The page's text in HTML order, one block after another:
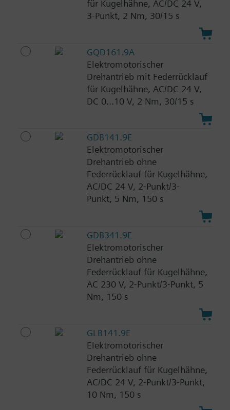
für Kugelhähne, AC/DC 24 V,
3-Punkt, 2 Nm, 30/15 s
GQD161.9A
Elektromotorischer
Drehantrieb mit Federrücklauf
für Kugelhähne, AC/DC 24 V,
DC 0...10 V, 2 Nm, 30/15 s
GDB141.9E
Elektromotorischer
Drehantrieb ohne
Federrücklauf für Kugelhähne,
AC/DC 24 V, 2-Punkt/3-
Punkt, 5 Nm, 150 s
GDB341.9E
Elektromotorischer
Drehantrieb ohne
Federrücklauf für Kugelhähne,
AC 230 V, 2-Punkt/3-Punkt, 5
Nm, 150 s
GLB141.9E
Elektromotorischer
Drehantrieb ohne
Federrücklauf für Kugelhähne,
AC/DC 24 V, 2-Punkt/3-Punkt,
10 Nm, 150 s